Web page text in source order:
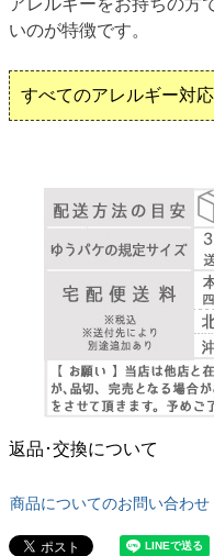
アレルギーをお持ちの方
いのが特徴です。
すべてのアレルギー対
返品･交換について
商品についてのお問い合わせ